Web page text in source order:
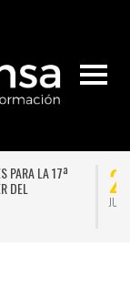
PARA LA 17ª
DEL
JUL